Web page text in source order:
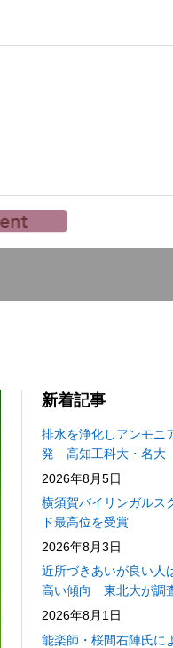
新着記事
排水を浄化しアンモニ
発 高知工科大・名大
2026年8月5日
横須賀バイリンガルス
ド最高位を受賞
2026年8月3日
近所づきあいが良い人
高い傾向 東北大が調
2026年8月1日
能楽師・桜間右陣氏に